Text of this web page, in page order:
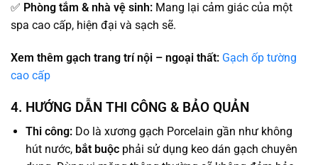
✅ Phòng tắm & nhà vệ sinh: Mang lại cảm giác của một
spa cao cấp, hiện đại và sạch sẽ.
Xem thêm gạch trang trí nội – ngoại thất: Gạch ốp tường
cao cấp
4. HƯỚNG DẪN THI CÔNG & BẢO QUẢN
Thi công:Do là xương gạch Porcelain gần như không
hút nước, bắt buộcphải sử dụng keo dán gạch chuyên